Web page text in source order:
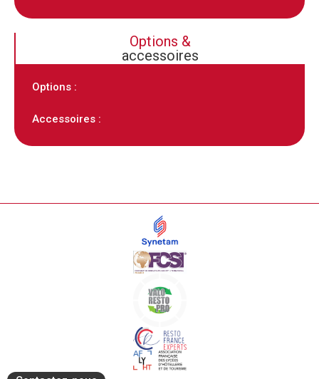
Options &
accessoires
Options :
Accessoires :